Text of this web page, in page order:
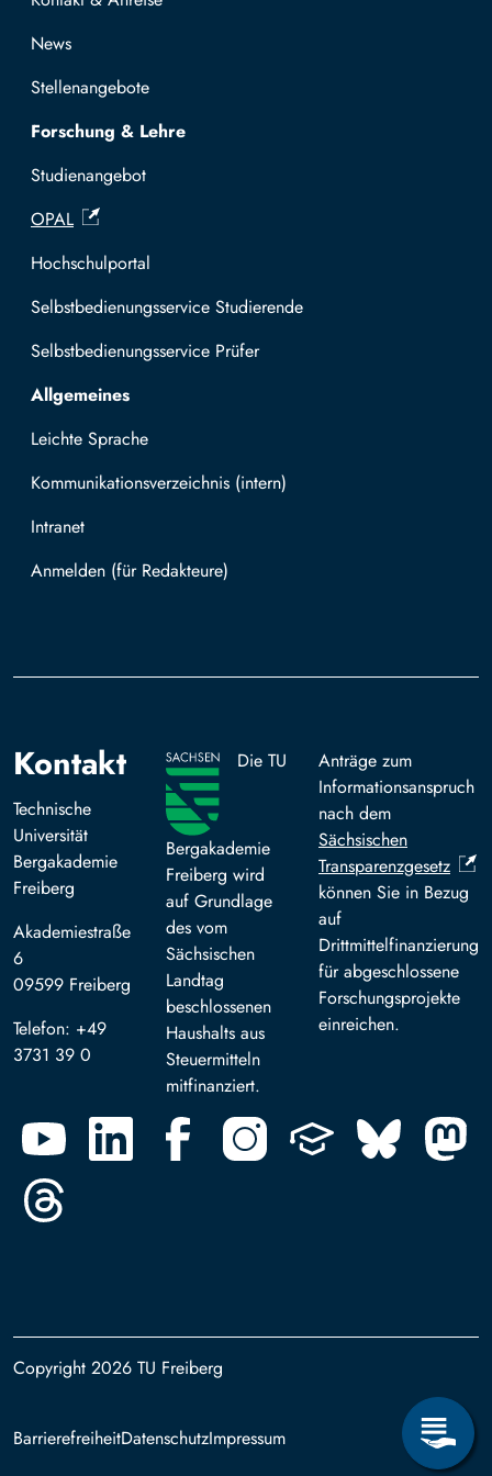
News
Stellenangebote
Forschung & Lehre
Studienangebot
OPAL
Hochschulportal
Selbstbedienungsservice Studierende
Selbstbedienungsservice Prüfer
Allgemeines
Leichte Sprache
Kommunikationsverzeichnis (intern)
Intranet
Mit TUBAF Login anmelden
Kontakt
Technische
Universität
Bergakademie
Freiberg
Akademiestraße
6
09599 Freiberg
Telefon: +49
3731 39 0
Die TU
Bergakademie
Freiberg wird
auf Grundlage
des vom
Sächsischen
Landtag
beschlossenen
Haushalts aus
Steuermitteln
mitfinanziert.
Anträge zum
Informationsanspruch
nach dem
Sächsischen
Transparenzgesetz
können Sie in Bezug
auf
Drittmittelfinanzierung
für abgeschlossene
Forschungsprojekte
einreichen.
Copyright 2026 TU Freiberg
Footer
BarrierefreiheitDatenschutzImpressum